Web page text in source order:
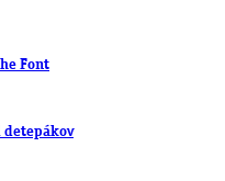
Font
detepákov